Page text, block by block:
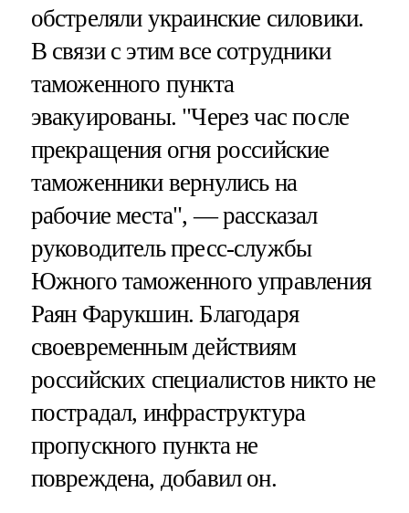
обстреляли украинские силовики.
В связи с этим все сотрудники
таможенного пункта
эвакуированы. "Через час после
прекращения огня российские
таможенники вернулись на
рабочие места", — рассказал
руководитель пресс-службы
Южного таможенного управления
Раян Фарукшин. Благодаря
своевременным действиям
российских специалистов никто не
пострадал, инфраструктура
пропускного пункта не
повреждена, добавил он.